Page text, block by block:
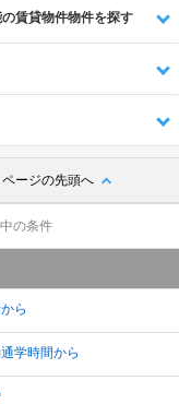
賃貸物件物件を探す
ページの先頭へ
の条件
ら
学時間から